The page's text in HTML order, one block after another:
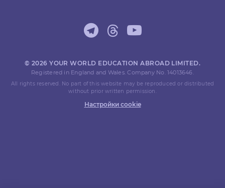
© 2026 YOUR WORLD EDUCATION ABROAD LIMITED.
Registered in England and Wales. Company No. 14013646.
All rights reserved. No part of this website may be reproduced or distributed
without prior written permission.
Настройки cookie